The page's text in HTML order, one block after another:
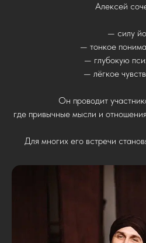
Алексей
— силу
— тонкое
— глубокую
— лёгкое
Он проводит
где привычные мысли и
Для многих его встречи